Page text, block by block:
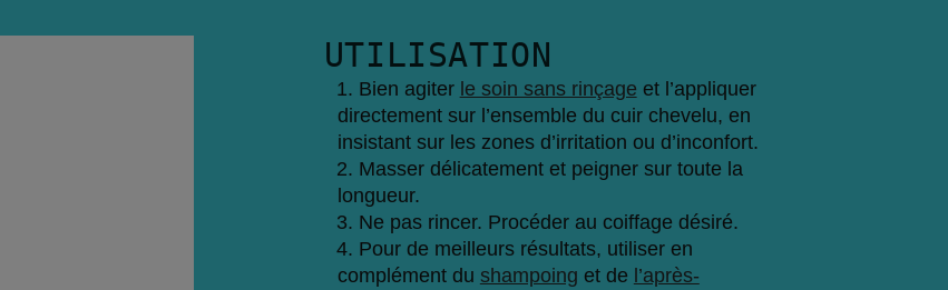
UTILISATION
Bien agiter le soin sans rinçage et l’appliquer
directement sur l’ensemble du cuir chevelu, en
insistant sur les zones d’irritation ou d’inconfort.
Masser délicatement et peigner sur toute la
longueur.
Ne pas rincer. Procéder au coiffage désiré.
Pour de meilleurs résultats, utiliser en
complément du shampoing et de l’après-